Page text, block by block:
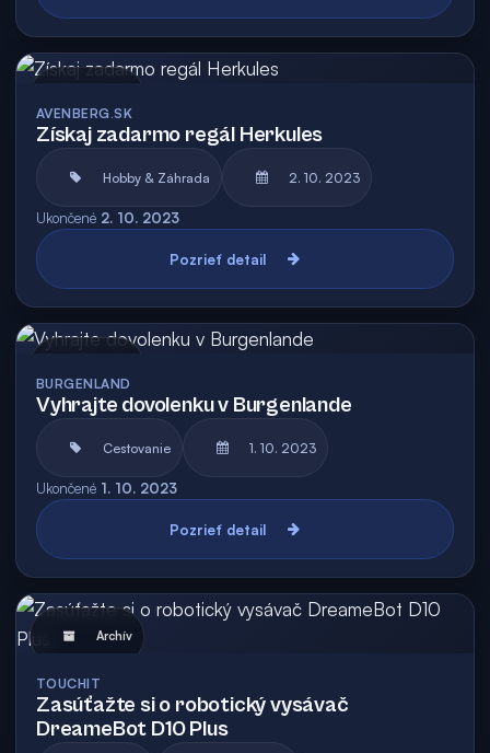
AVENBERG.SK
Získaj zadarmo regál Herkules
Hobby & Záhrada 2. 10. 2023
Ukončené 2. 10. 2023
Pozrieť detail
BURGENLAND
Vyhrajte dovolenku v Burgenlande
Cestovanie 1. 10. 2023
Ukončené 1. 10. 2023
Pozrieť detail
Archív
TOUCHIT
Zasúťažte si o robotický vysávač
DreameBot D10 Plus